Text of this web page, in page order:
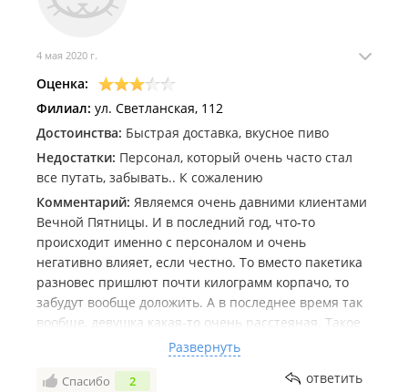
4 мая 2020 г.
Оценка:
Филиал: ул. Светланская, 112
Достоинства: Быстрая доставка, вкусное пиво
Недостатки: Персонал, который очень часто стал
все путать, забывать.. К сожалению
Комментарий: Являемся очень давними клиентами
Вечной Пятницы. И в последний год, что-то
происходит именно с персоналом и очень
негативно влияет, если честно. То вместо пакетика
разновес пришлют почти килограмм корпачо, то
забудут вообще доложить. А в последнее время так
вообще, девушка какая-то очень расстеяная. Такое
отношение, очень портит репутацию.. Которая
показывала себя несколько лет подряд, на высшем
уровне 😥
Развернуть
Спасибо 2 ответить